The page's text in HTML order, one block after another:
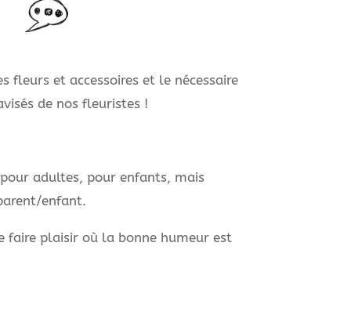
fleurs et accessoires et le nécessaire
de nos fleuristes !
adultes, pour enfants, mais
enfant.
faire plaisir où la bonne humeur est